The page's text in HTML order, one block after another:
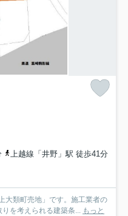
上越線「井野」駅 徒歩41分
大類町売地」です。施工業者の
を考えられる建築条... もっと